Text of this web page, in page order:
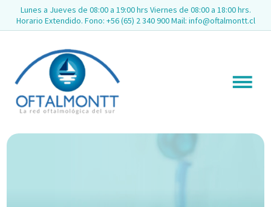
Lunes a Jueves de 08:00 a 19:00 hrs Viernes de 08:00 a 18:00 hrs.
Horario Extendido. Fono: +56 (65) 2 340 900 Mail: info@oftalmontt.cl